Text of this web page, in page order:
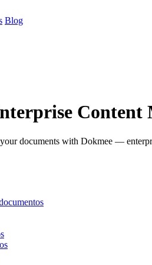
Blog
Content
documents with Dokmee —